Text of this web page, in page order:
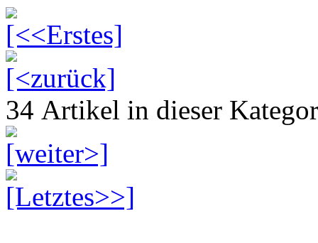
34 Artikel in dieser